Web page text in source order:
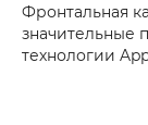
Фронтальная
значительные
технологии